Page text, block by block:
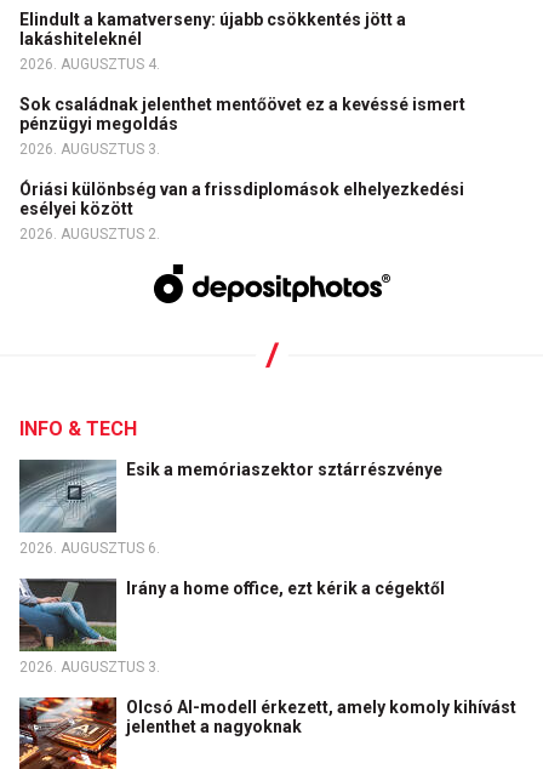
Elindult a kamatverseny: újabb csökkentés jött a
lakáshiteleknél
2026. AUGUSZTUS 4.
Sok családnak jelenthet mentőövet ez a kevéssé ismert
pénzügyi megoldás
2026. AUGUSZTUS 3.
Óriási különbség van a frissdiplomások elhelyezkedési
esélyei között
2026. AUGUSZTUS 2.
INFO & TECH
Esik a memóriaszektor sztárrészvénye
2026. AUGUSZTUS 6.
Irány a home office, ezt kérik a cégektől
2026. AUGUSZTUS 3.
Olcsó AI-modell érkezett, amely komoly kihívást
jelenthet a nagyoknak